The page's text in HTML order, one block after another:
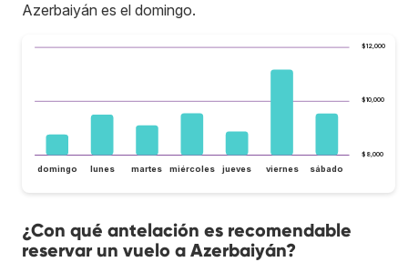
Azerbaiyán es el domingo.
$8,000
$10,000
$12,000
domingo lunes martes miércoles jueves viernes sábado
¿Con qué antelación es recomendable
reservar un vuelo a Azerbaiyán?